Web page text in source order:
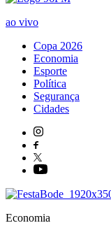
ao vivo
Copa 2026
Economia
Esporte
Política
Segurança
Cidades
Economia